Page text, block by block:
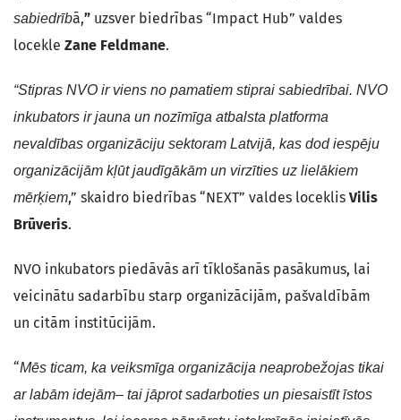
sabiedrībā,” uzsver biedrības “Impact Hub” valdes
locekle Zane Feldmane.
“Stipras NVO ir viens no pamatiem stiprai sabiedrībai. NVO
inkubators ir jauna un nozīmīga atbalsta platforma
nevaldības organizāciju sektoram Latvijā, kas dod iespēju
organizācijām kļūt jaudīgākām un virzīties uz lielākiem
mērķiem,” skaidro biedrības “NEXT” valdes loceklis Vilis
Brūveris.
NVO inkubators piedāvās arī tīklošanās pasākumus, lai
veicinātu sadarbību starp organizācijām, pašvaldībām
un citām institūcijām.
“Mēs ticam, ka veiksmīga organizācija neaprobežojas tikai
ar labām idejām– tai jāprot sadarboties un piesaistīt īstos